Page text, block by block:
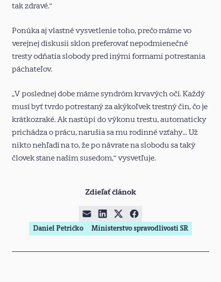
tak zdravé.“
Ponúka aj vlastné vysvetlenie toho, prečo máme vo
verejnej diskusii sklon preferovať nepodmienečné
tresty odňatia slobody pred inými formami potrestania
páchateľov.
„V poslednej dobe máme syndróm krvavých očí. Každý
musí byť tvrdo potrestaný za akýkoľvek trestný čin, čo je
krátkozraké. Ak nastúpi do výkonu trestu, automaticky
prichádza o prácu, narušia sa mu rodinné vzťahy… Už
nikto nehľadí na to, že po návrate na slobodu sa taký
človek stane našim susedom,“ vysvetľuje.
Zdieľať článok
Daniel Petričko Ministerstvo spravodlivosti SR